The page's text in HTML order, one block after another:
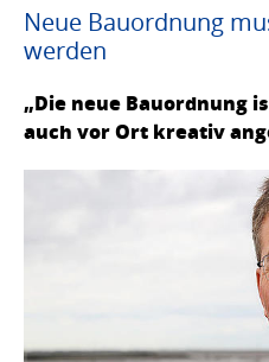
Neue Bauordnung
werden
„Die neue Bauordnung
auch vor Ort kreativ